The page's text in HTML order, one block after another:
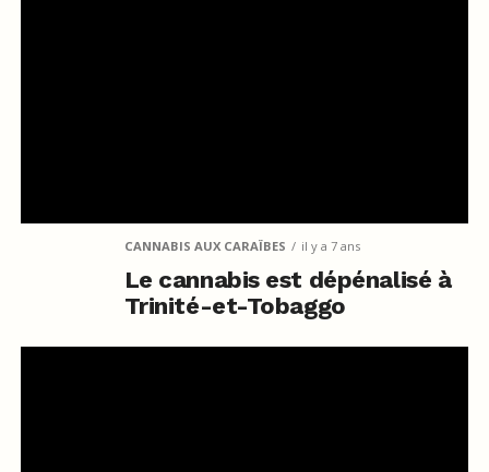
CANNABIS AUX CARAÏBES il y a 7 ans
Le cannabis est dépénalisé à
Trinité-et-Tobaggo